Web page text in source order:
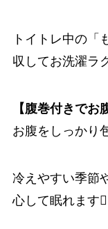
トイトレ中の
収してお洗濯ラ
【腹巻付きでお
お腹をしっかり
冷えやすい季節
心して眠れます